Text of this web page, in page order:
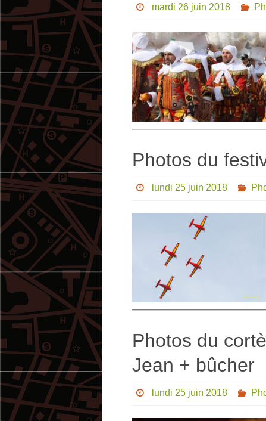
mardi 26 juin 2018
Photos du
lundi 25 juin 2018
Photos du
Jean + bûcher
lundi 25 juin 2018